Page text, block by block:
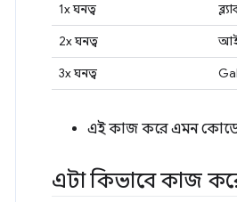
1x ঘনত্ব
2x ঘনত্ব
3x ঘনত্ব
এই কাজ করে এমন
এটা কিভাবে কাজ